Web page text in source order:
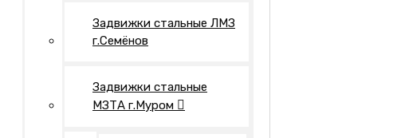
Задвижки стальные ЛМЗ
г.Семёнов
Задвижки стальные
МЗТА г.Муром